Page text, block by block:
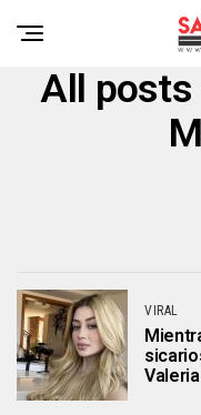
All posts
VIRAL